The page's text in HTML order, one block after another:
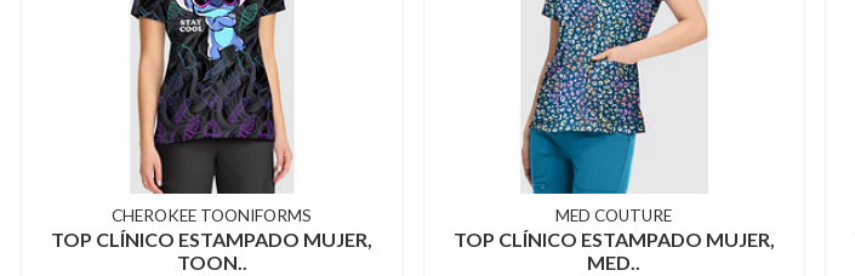
CHEROKEE TOONIFORMS
TOP CLÍNICO ESTAMPADO MUJER,
TOON..
MED COUTURE
TOP CLÍNICO ESTAMPADO MUJER,
MED..